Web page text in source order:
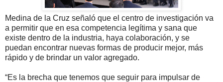
Medina de la Cruz señaló que el centro de investigación va
a permitir que en esa competencia legítima y sana que
existe dentro de la industria, haya colaboración, y se
puedan encontrar nuevas formas de producir mejor, más
rápido y de brindar un valor agregado.
“Es la brecha que tenemos que seguir para impulsar de